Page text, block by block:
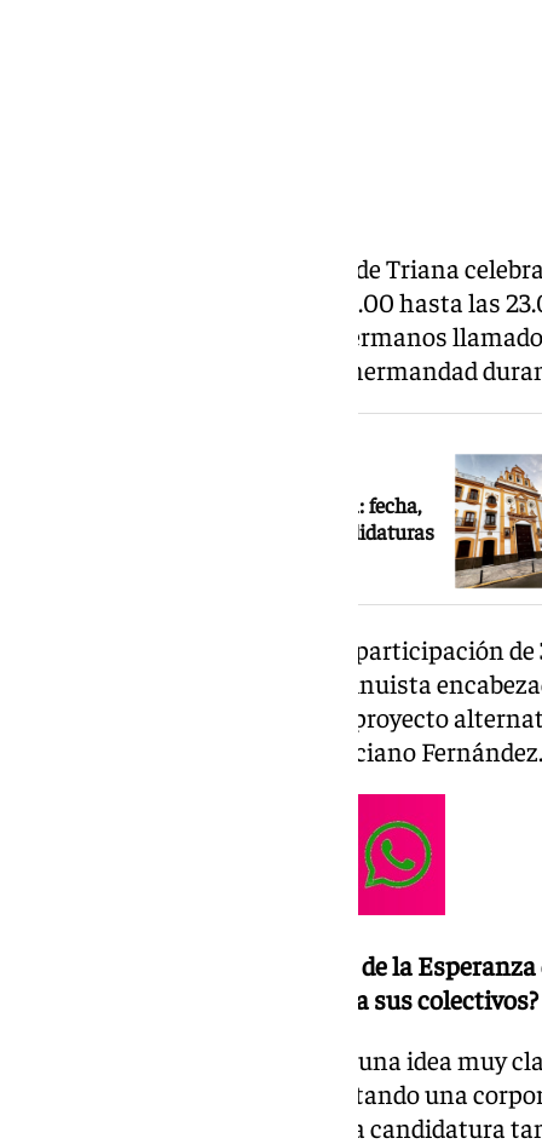
La hermandad de la Esperanza de Triana
martes, 30 de junio, desde las 17.00 hasta las
Marineros. Los más de 9.000 hermanos
hermano mayor que dirigirá la hermandad
Elecciones en la Esperanza de Triana: fecha,
horarios, requisitos para votar y candidaturas
Actualmente, se aproxima una participación
que votar a la candidatura continuista
mayor, Guillermo Revuelta o al proyecto
entrevista con el candidato Feliciano Fernández.
-¿Consideras que la hermandad de la
accesible, integradora y abierta a sus colectivos?
Nuestra candidatura nació con una idea muy
centro de la hermandad, fomentando una
Me alegra comprobar que la otra candidatura